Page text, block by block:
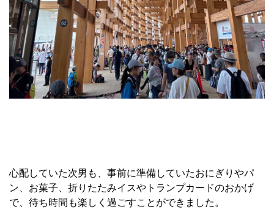
心配していた次男も、事前に準備していたおにぎりやパ
ン、お菓子、折りたたみイスやトランプカードのおかげ
で、待ち時間も楽しく過ごすことができました。